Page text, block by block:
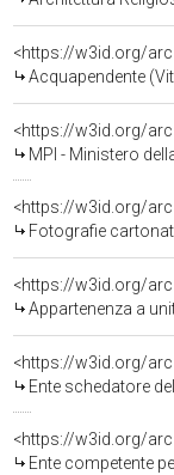
<https://w3id.org/
Acquapendente
MPI - Ministero
Fotografie
<https://w3id.org/
Appartenenza a
<https://w3id.org/
Ente schedatore
<https://w3id.org/
Ente competente